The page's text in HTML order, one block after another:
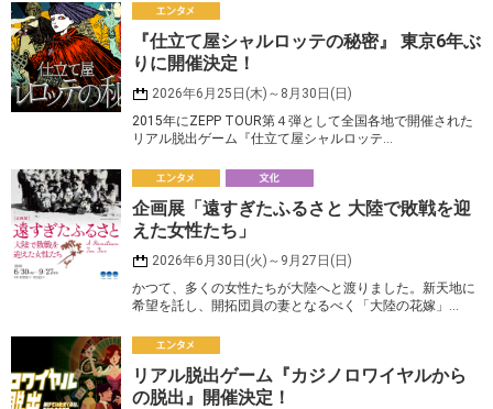
ンタメ
『仕立て屋シャルロッテの秘密』 東京6年ぶ
りに開催決定！
2026年6月25日(木)～8月30日(日)
2015年にZEPP TOUR第４弾として全国各地で開催された
リアル脱出ゲーム『仕立て屋シャルロッテ…
ンタメ
化
企画展「遠すぎたふるさと 大陸で敗戦を迎
えた女性たち」
2026年6月30日(火)～9月27日(日)
かつて、多くの女性たちが大陸へと渡りました。新天地に
希望を託し、開拓団員の妻となるべく「大陸の花嫁」…
ンタメ
リアル脱出ゲーム『カジノロワイヤルから
の脱出』開催決定！